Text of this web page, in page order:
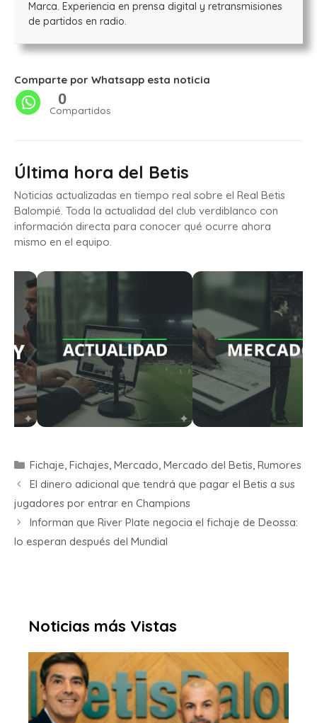
Marca. Experiencia en prensa digital y retransmisiones
de partidos en radio.
Comparte por Whatsapp esta noticia
0
Compartidos
Última hora del Betis
Noticias actualizadas en tiempo real sobre el Real Betis
Balompié. Toda la actualidad del club verdiblanco con
información directa para conocer qué ocurre ahora
mismo en el equipo.
Fichaje, Fichajes, Mercado, Mercado del Betis, Rumores
El dinero adicional que tendrá que pagar el Betis a sus
jugadores por entrar en Champions
Informan que River Plate negocia el fichaje de Deossa:
lo esperan después del Mundial
Noticias más Vistas